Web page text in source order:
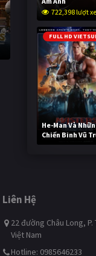
722,398 lượt
FULL HD
He-Man Và
Chiến Binh Vũ
241,451 lượt
Liên Hệ
22 đường Châu Long,
Việt Nam
Hotline: 0985646233